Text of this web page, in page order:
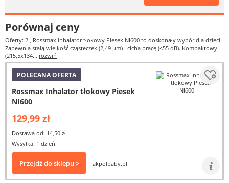
Porównaj ceny
Oferty: 2 , Rossmax inhalator tłokowy Piesek NI600 to doskonały wybór dla dzieci.
Zapewnia stałą wielkość cząsteczek (2,49 µm) i cichą pracę (<55 dB). Kompaktowy
(215,5x134... rozwiń
POLECANA OFERTA
Rossmax Inhalator tłokowy Piesek
NI600
129,99 zł
Dostawa od: 14,50 zł
Wysyłka: 1 dzień
Przejdź do sklepu > akpolbaby.pl